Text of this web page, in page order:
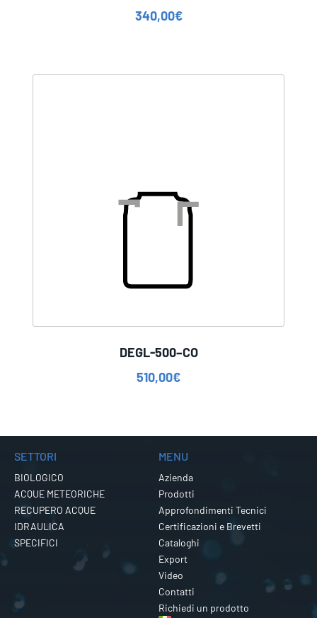
340,00€
DEGL-500–CO
510,00€
SETTORI
BIOLOGICO
ACQUE METEORICHE
RECUPERO ACQUE
IDRAULICA
SPECIFICI
MENU
Azienda
Prodotti
Approfondimenti Tecnici
Certificazioni e Brevetti
Cataloghi
Export
Video
Contatti
Richiedi un prodotto